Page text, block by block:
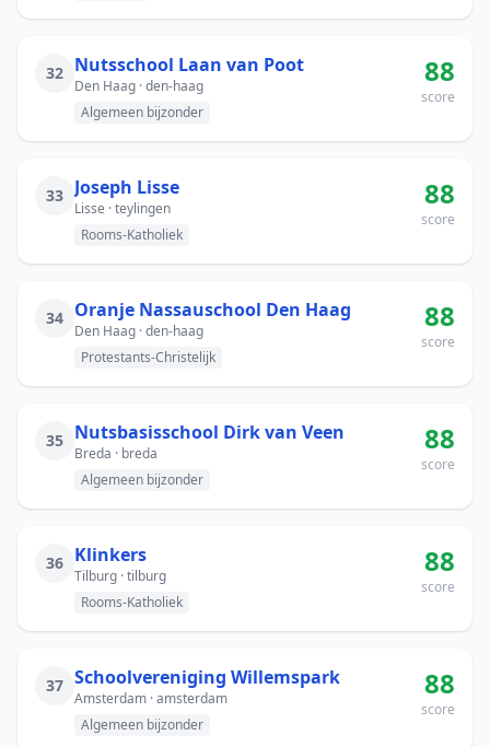
32 Nutsschool Laan van Poot
Den Haag · den-haag
Algemeen bijzonder
88
score
33 Joseph Lisse
Lisse · teylingen
Rooms-Katholiek
88
score
34 Oranje Nassauschool Den Haag
Den Haag · den-haag
Protestants-Christelijk
88
score
35 Nutsbasisschool Dirk van Veen
Breda · breda
Algemeen bijzonder
88
score
36 Klinkers
Tilburg · tilburg
Rooms-Katholiek
88
score
37 Schoolvereniging Willemspark
Amsterdam · amsterdam
Algemeen bijzonder
88
score